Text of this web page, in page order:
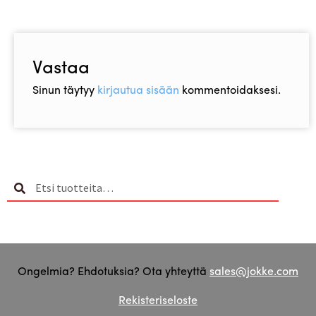
Vastaa
Sinun täytyy kirjautua sisään kommentoidaksesi.
Etsi:
Haku
Ongelmia? Ehdotuksia? Ota yhteyttä sales@jokke.com
Rekisteriseloste